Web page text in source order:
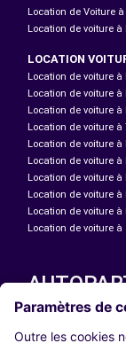
Location de Voiture
Location de voiture à
LOCATION
Location de voiture à
Location de voiture
Location de voiture à
Location de voiture à
Location de voiture à
Location de voiture à
Location de voiture à
Location de voiture à
Location de voiture à
Location de voiture à
Paris